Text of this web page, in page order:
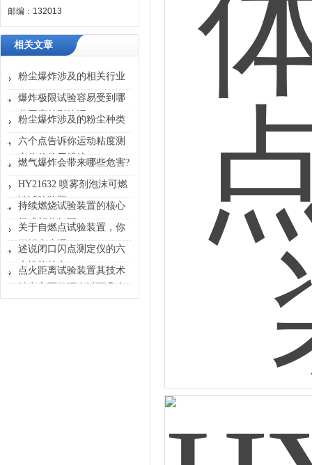
邮编：132013
相关文章
粉尘爆炸涉及的相关行业
爆炸极限试验容易受到哪
些因素的影响呢？
粉尘爆炸涉及的粉尘种类
六个点告诉你运动粘度测
定仪的使用维护
燃气爆炸会带来哪些危害?
HY21632 喷雾剂泡沫可燃
性试验装置
持续燃烧试验装置的核心
组成部分如下
关于自燃点试验装置，你
了解多少呢？
述说闭口闪点测定仪的六
大性能特点！
点火距离试验装置其技术
特点主要体现在以下几个